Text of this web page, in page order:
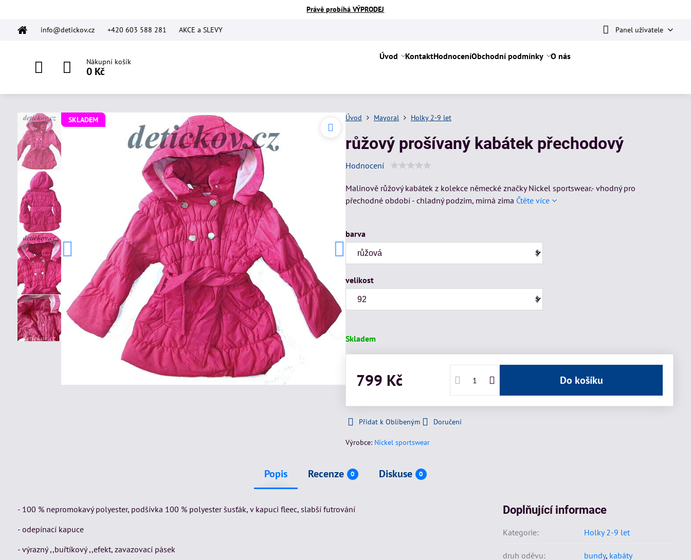
Právě probíhá VÝPRODEJ
info@detickov.cz +420 603 588 281 AKCE a SLEVY Panel uživatele
Nákupní košík
0 Kč
Úvod KontaktHodnoceníObchodní podmínky O nás
SKLADEM Úvod Mayoral Holky 2-9 let
růžový prošívaný kabátek přechodový
Hodnocení
Malinově růžový kabátek z kolekce německé značky Nickel sportswear.- vhodný pro
přechodné období - chladný podzim, mírná zima Čtěte více
barva
velikost
Skladem
799 Kč Do košíku
Přidat k Oblíbeným Doručení
Výrobce: Nickel sportswear
Popis Recenze 0 Diskuse 0
- 100 % nepromokavý polyester, podšívka 100 % polyester šusťák, v kapuci fleec, slabší futrování
- odepínací kapuce
- výrazný ,,buřtíkový ,,efekt, zavazovací pásek
Doplňující informace
Kategorie: Holky 2-9 let
druh oděvu: bundy, kabáty